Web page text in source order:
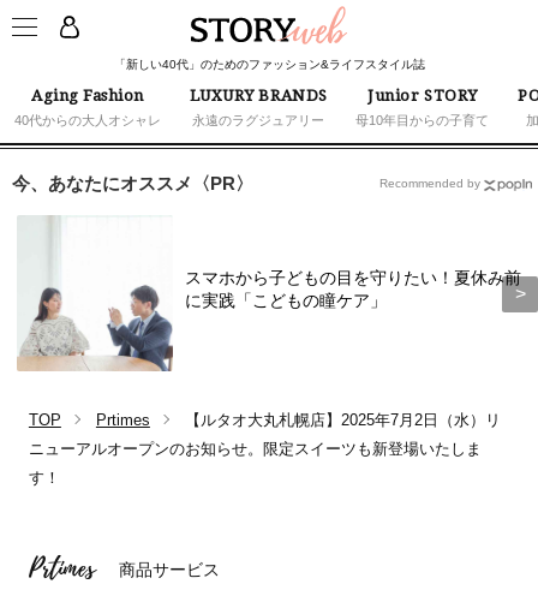
「新しい40代」のためのファッション&ライフスタイル誌
Aging Fashion
40代からの大人オシャレ
LUXURY BRANDS
永遠のラグジュアリー
Junior STORY
母10年目からの子育て
今、あなたにオススメ〈PR〉
スマホから子どもの目を守りたい！夏休み前
に実践「こどもの瞳ケア」
Recommended by
TOP Prtimes
【ルタオ大丸札幌店】2025年7月2日（水）リ
ニューアルオープンのお知らせ。限定スイーツも新登場いたしま
す！
Prtimes 商品サービス